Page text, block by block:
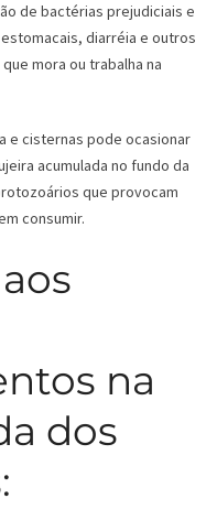
de bactérias prejudiciais e
diarréia e outros
mora ou trabalha na
e cisternas pode ocasionar
acumulada no fundo da
que provocam
consumir.
na
dos